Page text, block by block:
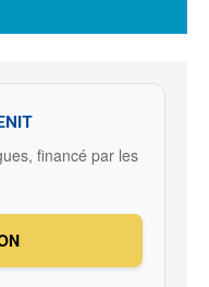
financé par les